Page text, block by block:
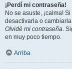
¡Perdí mi contraseña!
No se asuste, ¡calma!
desactivarla o
Olvidé mi contraseña.
en muy poco tiempo.
Arriba